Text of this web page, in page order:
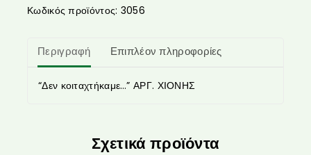
Κωδικός προϊόντος: 3056
Περιγραφή Επιπλέον πληροφορίες
“Δεν κοιταχτήκαμε…” ΑΡΓ. ΧΙΟΝΗΣ
Σχετικά προϊόντα